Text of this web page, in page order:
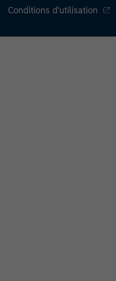
Conditions d’utilisation
, que
Conditions d'utilisation